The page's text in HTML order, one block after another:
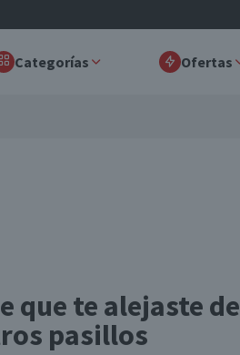
Categorías Ofertas
que te alejaste de
pasillos